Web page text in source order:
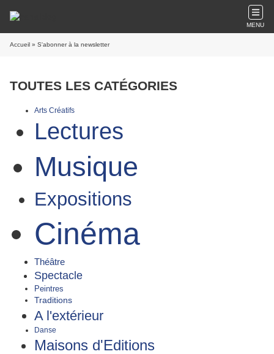
MENU
Accueil » S'abonner à la newsletter
TOUTES LES CATÉGORIES
Arts Créatifs
Lectures
Musique
Expositions
Cinéma
Théâtre
Spectacle
Peintres
Traditions
A l'extérieur
Danse
Maisons d'Editions